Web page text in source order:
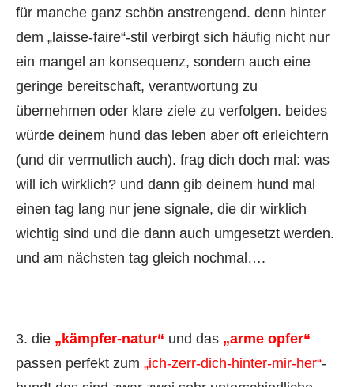
für manche ganz schön anstrengend. denn hinter
dem „laisse-faire“-stil verbirgt sich häufig nicht nur
ein mangel an konsequenz, sondern auch eine
geringe bereitschaft, verantwortung zu
übernehmen oder klare ziele zu verfolgen. beides
würde deinem hund das leben aber oft erleichtern
(und dir vermutlich auch). frag dich doch mal: was
will ich wirklich? und dann gib deinem hund mal
einen tag lang nur jene signale, die dir wirklich
wichtig sind und die dann auch umgesetzt werden.
und am nächsten tag gleich nochmal….
3. die „kämpfer-natur“ und das „arme opfer“
passen perfekt zum „ich-zerr-dich-hinter-mir-her“-